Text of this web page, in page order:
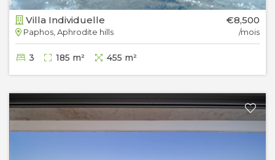
Villa Individuelle
Paphos, Aphrodite hills
€8,500
/mois
3 185 m² 455 m²